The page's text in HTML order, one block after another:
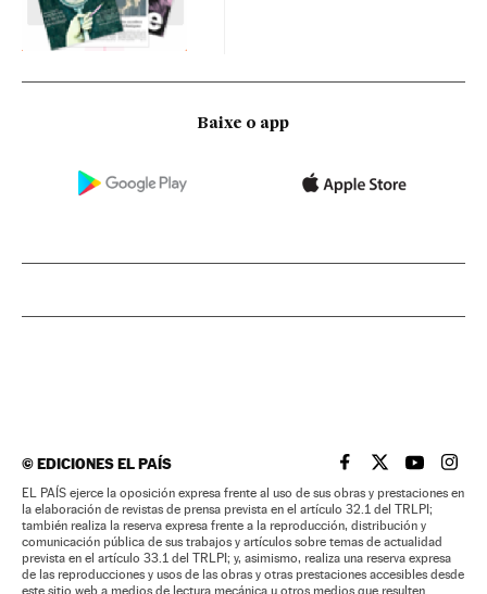
Baixe o app
©EDICIONES EL PAÍS EL PAÍS BRASIL EN
EL PAÍSEL PAÍS
EL
EL PAÍS ejerce la oposición expresa frente al uso de sus obras y prestaciones en
la elaboración de revistas de prensa prevista en el artículo 32.1 del TRLPI;
también realiza la reserva expresa frente a la reproducción, distribución y
comunicación pública de sus trabajos y artículos sobre temas de actualidad
prevista en el artículo 33.1 del TRLPI; y, asimismo, realiza una reserva expresa
de las reproducciones y usos de las obras y otras prestaciones accesibles desde